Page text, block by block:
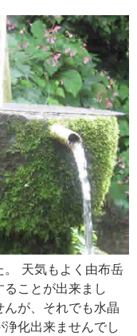
天気もよく由布岳
ことが出来まし
が、それでも水晶
化出来ませんでし